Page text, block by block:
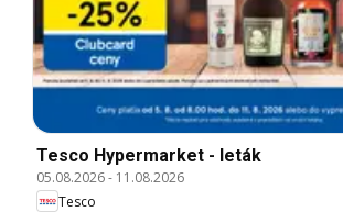
Tesco Hypermarket - leták
05.08.2026- 11.08.2026
Tesco